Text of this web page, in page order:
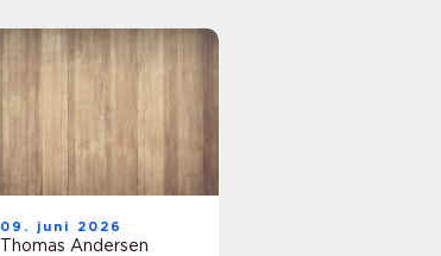
09. juni 2026
Thomas Andersen